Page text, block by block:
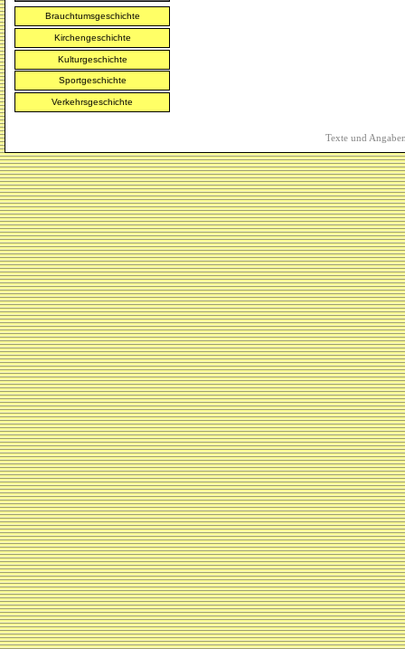
Brauchtumsgeschichte
Kirchengeschichte
Kulturgeschichte
Sportgeschichte
Verkehrsgeschichte
Texte und